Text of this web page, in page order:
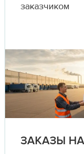
заказчиком
ЗАКАЗЫ